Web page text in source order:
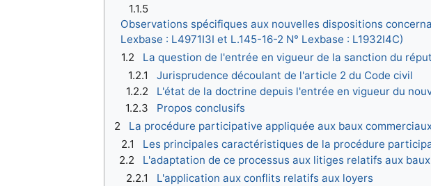
1.1.5
Observations spécifiques aux nouvelles dispositions
Lexbase : L4971I3I et L.145-16-2 N° Lexbase : L1932I4C)
1.2
La question de l'entrée en vigueur de la sanction du
1.2.1
Jurisprudence découlant de l'article 2 du Code civil
1.2.2
L'état de la doctrine depuis l'entrée en vigueur du
1.2.3
Propos conclusifs
2
La procédure participative appliquée aux baux
2.1
Les principales caractéristiques de la procédure
2.2
L'adaptation de ce processus aux litiges relatifs aux
2.2.1
L'application aux conflits relatifs aux loyers